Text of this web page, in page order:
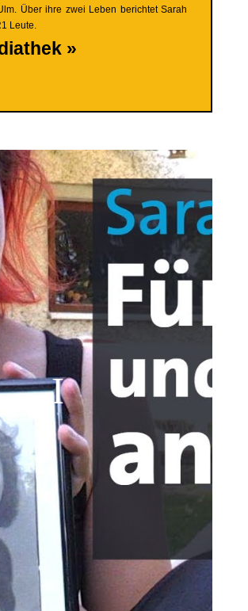
Über ihre zwei Leben berichtet Sarah
Leute.
»